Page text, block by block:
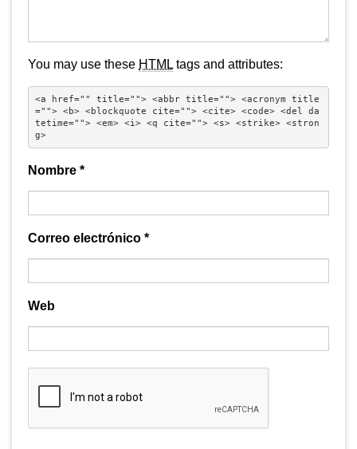
You may use these HTML tags and attributes:
<a href="" title=""> <abbr title=""> <acronym title
=""> <b> <blockquote cite=""> <cite> <code> <del da
tetime=""> <em> <i> <q cite=""> <s> <strike> <stron
g>
Nombre *
Correo electrónico *
Web